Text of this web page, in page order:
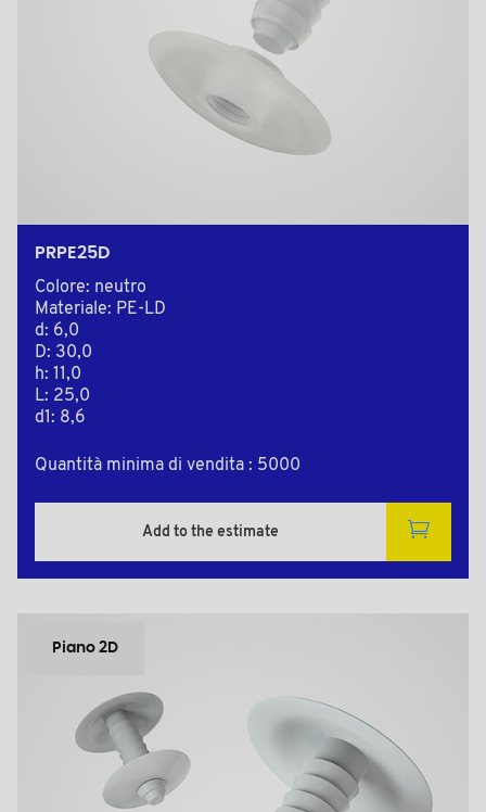
PRPE25D
Colore: neutro
Materiale: PE-LD
d: 6,0
D: 30,0
h: 11,0
L: 25,0
d1: 8,6
Quantità minima di vendita : 5000
Add to the estimate
Piano 2D